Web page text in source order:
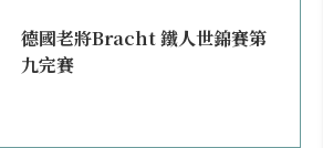
德國老將Bracht 鐵人世錦賽第
九完賽